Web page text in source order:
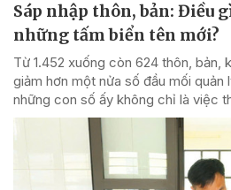
Sáp nhập thôn, bản: Điều
những tấm biển tên mới?
Từ 1.452 xuống còn 624 thôn, bản,
giảm hơn một nửa số đầu mối quản
những con số ấy không chỉ là việc